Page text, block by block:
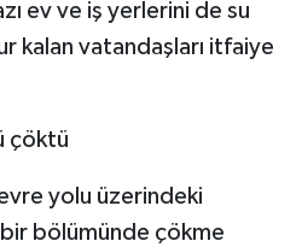
ev ve iş yerlerini de su
kalan vatandaşları itfaiye
çöktü
yolu üzerindeki
bölümünde çökme